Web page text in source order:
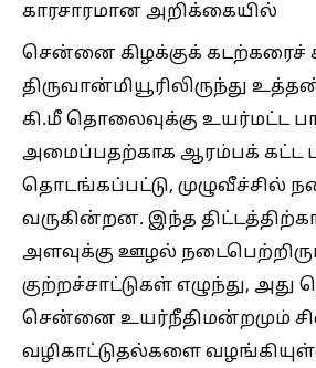
காரசாரமான அறிக்கையில்
சென்னை கிழக்குக் கடற்கரைச்
திருவான்மியூரிலிருந்து
கி.மீ தொலைவுக்கு உயர்மட்ட
அமைப்பதற்காக ஆரம்பக் கட்ட
தொடங்கப்பட்டு, முழுவீச்சில்
வருகின்றன. இந்த
அளவுக்கு ஊழல்
குற்றச்சாட்டுகள் எழுந்து, அது
சென்னை உயர்நீதிமன்றமும்
வழிகாட்டுதல்களை